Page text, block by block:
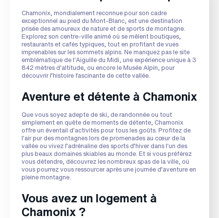
Chamonix, mondialement reconnue pour son cadre
exceptionnel au pied du Mont-Blanc, est une destination
prisée des amoureux de nature et de sports de montagne.
Explorez son centre-ville animé où se mêlent boutiques,
restaurants et cafés typiques, tout en profitant de vues
imprenables sur les sommets alpins. Ne manquez pas le site
emblématique de l'Aiguille du Midi, une expérience unique à 3
842 mètres d'altitude, ou encore le Musée Alpin, pour
découvrir l’histoire fascinante de cette vallée.
Aventure et détente à Chamonix
Que vous soyez adepte de ski, de randonnée ou tout
simplement en quête de moments de détente, Chamonix
offre un éventail d'activités pour tous les goûts. Profitez de
l'air pur des montagnes lors de promenades au cœur de la
vallée ou vivez l’adrénaline des sports d’hiver dans l'un des
plus beaux domaines skiables au monde. Et si vous préférez
vous détendre, découvrez les nombreux spas de la ville, où
vous pourrez vous ressourcer après une journée d’aventure en
pleine montagne.
Vous avez un logement à
Chamonix ?